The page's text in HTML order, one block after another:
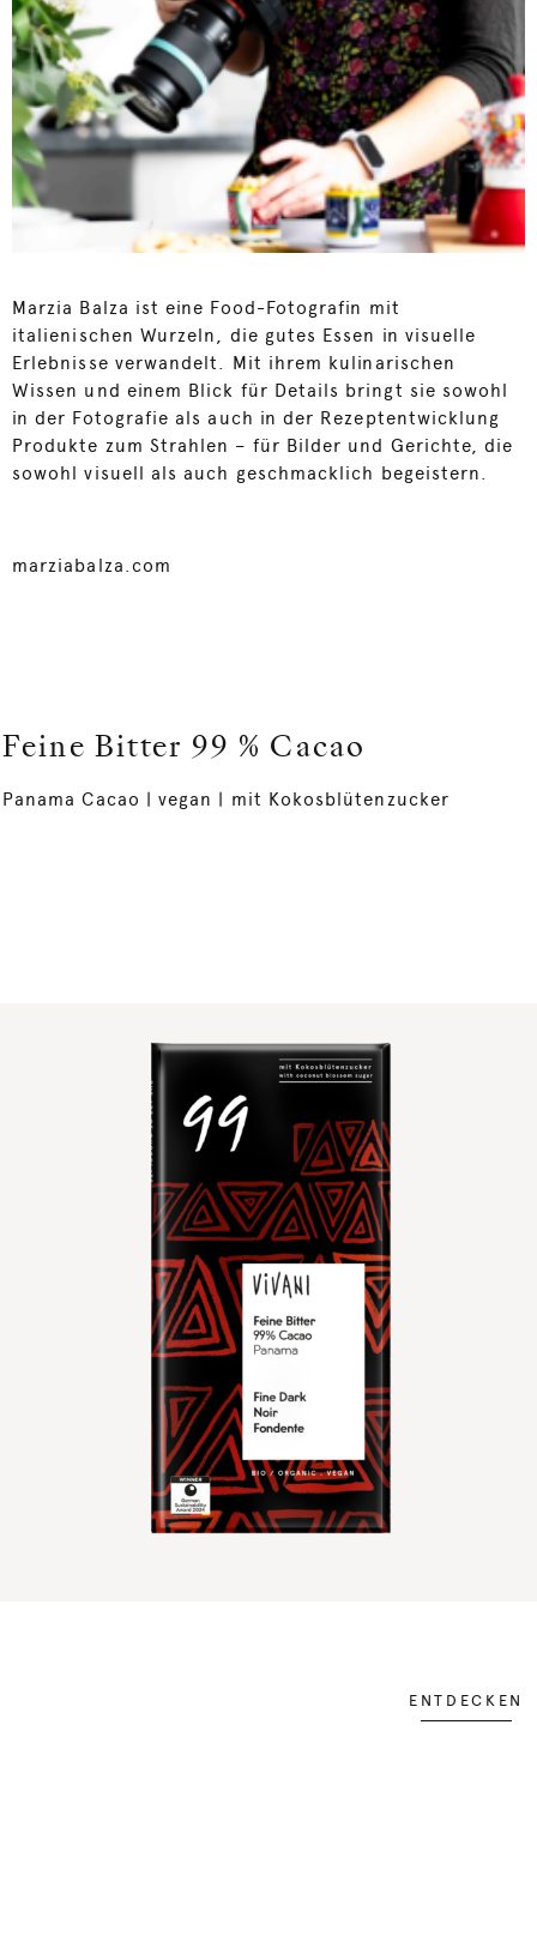
Marzia Balza ist eine Food-Fotografin mit
italienischen Wurzeln, die gutes Essen in visuelle
Erlebnisse verwandelt. Mit ihrem kulinarischen
Wissen und einem Blick für Details bringt sie sowohl
in der Fotografie als auch in der Rezeptentwicklung
Produkte zum Strahlen – für Bilder und Gerichte, die
sowohl visuell als auch geschmacklich begeistern.
marziabalza.com
Feine Bitter 99 % Cacao
Panama Cacao | vegan | mit Kokosblütenzucker
ENTDECKEN